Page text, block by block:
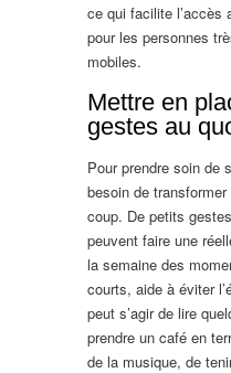
ce qui facilite l’accès
pour les personnes
mobiles.
Mettre en
gestes au
Pour prendre soin de
besoin de
coup. De petits
peuvent faire une
la semaine des
courts, aide à éviter
peut s’agir de lire
prendre un café en
de la musique, de